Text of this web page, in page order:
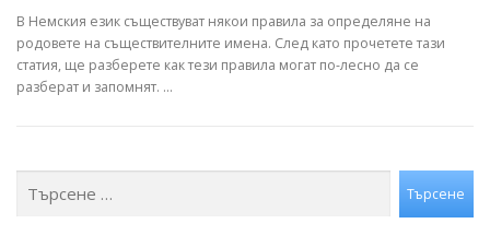
В Немския език съществуват някои правила за определяне на
родовете на съществителните имена. След като прочетете тази
статия, ще разберете как тези правила могат по-лесно да се
разберат и запомнят. …
Търсене